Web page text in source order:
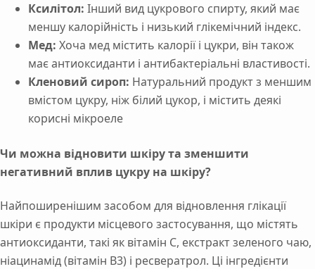
Ксилітол: Інший вид цукрового спирту, який має
меншу калорійність і низький глікемічний індекс.
Мед: Хоча мед містить калорії і цукри, він також
має антиоксиданти і антибактеріальні властивості.
Кленовий сироп: Натуральний продукт з меншим
вмістом цукру, ніж білий цукор, і містить деякі
корисні мікроеле
Чи можна відновити шкіру та зменшити
негативний вплив цукру на шкіру?
Найпоширенішим засобом для відновлення глікації
шкіри є продукти місцевого застосування, що містять
антиоксиданти, такі як вітамін С, екстракт зеленого чаю,
ніацинамід (вітамін B3) і ресвератрол. Ці інгредієнти